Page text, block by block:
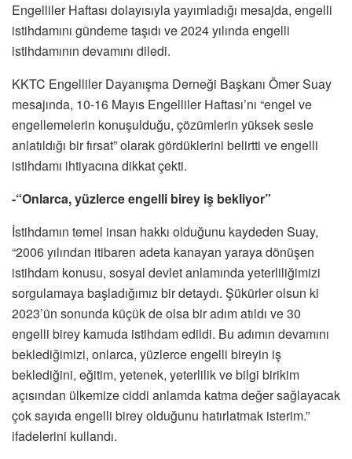
Engelliler Haftası dolayısıyla yayımladığı mesajda, engelli
istihdamını gündeme taşıdı ve 2024 yılında engelli
istihdamının devamını diledi.
KKTC Engelliler Dayanışma Derneği Başkanı Ömer Suay
mesajında, 10-16 Mayıs Engelliler Haftası’nı “engel ve
engellemelerin konuşulduğu, çözümlerin yüksek sesle
anlatıldığı bir fırsat” olarak gördüklerini belirtti ve engelli
istihdamı ihtiyacına dikkat çekti.
-“Onlarca, yüzlerce engelli birey iş bekliyor”
İstihdamın temel insan hakkı olduğunu kaydeden Suay,
“2006 yılından itibaren adeta kanayan yaraya dönüşen
istihdam konusu, sosyal devlet anlamında yeterliliğimizi
sorgulamaya başladığımız bir detaydı. Şükürler olsun ki
2023’ün sonunda küçük de olsa bir adım atıldı ve 30
engelli birey kamuda istihdam edildi. Bu adımın devamını
beklediğimizi, onlarca, yüzlerce engelli bireyin iş
beklediğini, eğitim, yetenek, yeterlilik ve bilgi birikim
açısından ülkemize ciddi anlamda katma değer sağlayacak
çok sayıda engelli birey olduğunu hatırlatmak isterim.”
ifadelerini kullandı.